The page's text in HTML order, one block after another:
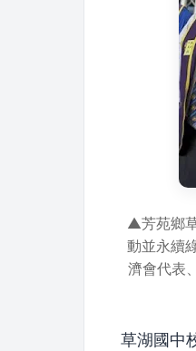
▲芳苑鄉
動並永續
濟會代表
草湖國中